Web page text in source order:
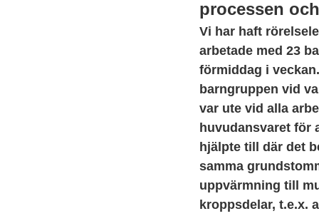
processen
Vi har haft
arbetade med 23
förmiddag i
barngruppen vid
var ute vid alla
huvudansvaret för
hjälpte till där det
samma
uppvärmning till
kroppsdelar, t.e.x.